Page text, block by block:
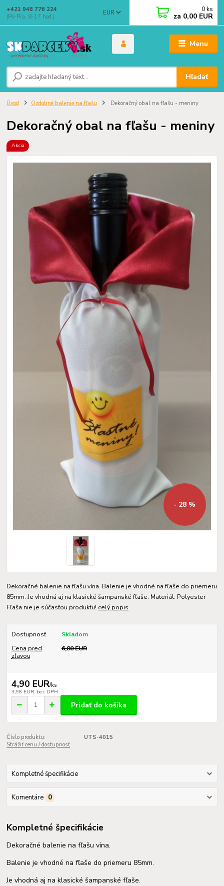
Menu
EUR
Hľadať
+421 948 776 224
(Po-Pia, 8-17 hod.)
0 ks
za 0,00 EUR
Úvod Ozdobné balenie na fľašu Dekoračný obal na fľašu - meniny
Dekoračný obal na fľašu - meniny
Akcia
- 28 %
Dekoračné balenie na fľašu vína. Balenie je vhodné na fľaše do priemeru
85mm. Je vhodná aj na klasické šampanské fľaše. Materiál: Polyester
Fľaša nie je súčasťou produktu! celý popis
Dostupnosť
Skladom
Cena pred
zľavou
6,80 EUR
4,90 EUR/ks
3,98 EUR bez DPH
Pridať do košíka
Číslo produktu:
UTS-4015
Strážiť cenu / dostupnosť
Kompletné špecifikácie
Komentáre 0
Kompletné špecifikácie
Dekoračné balenie na fľašu vína.
Balenie je vhodné na fľaše do priemeru 85mm.
Je vhodná aj na klasické šampanské fľaše.